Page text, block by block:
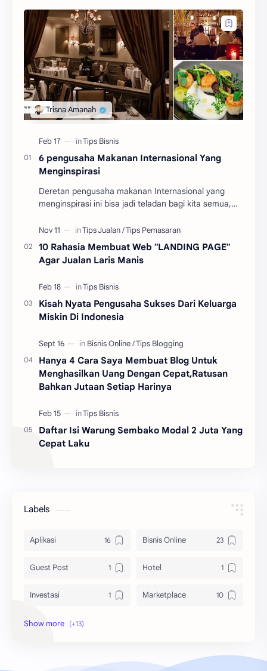
6 pengusaha Makanan Internasional Yang
Menginspirasi
Deretan pengusaha makanan Internasional yang
menginspirasi ini bisa jadi teladan bagi kita semua,
ra…
10 Rahasia Membuat Web "LANDING PAGE"
Agar Jualan Laris Manis
Kisah Nyata Pengusaha Sukses Dari Keluarga
Miskin Di Indonesia
Hanya 4 Cara Saya Membuat Blog Untuk
Menghasilkan Uang Dengan Cepat,Ratusan
Bahkan Jutaan Setiap Harinya
Daftar Isi Warung Sembako Modal 2 Juta Yang
Cepat Laku
Labels
Aplikasi Bisnis Online
Guest Post Hotel
Investasi Marketplace
Peluang Usaha